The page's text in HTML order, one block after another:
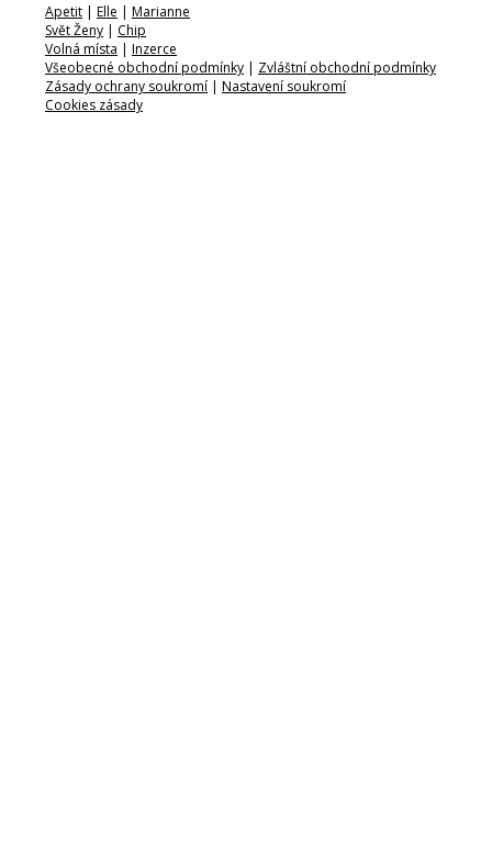
Apetit | Elle | Marianne
Svět Ženy | Chip
Volná místa | Inzerce
Všeobecné obchodní podmínky | Zvláštní obchodní podmínky
Zásady ochrany soukromí | Nastavení soukromí
Cookies zásady